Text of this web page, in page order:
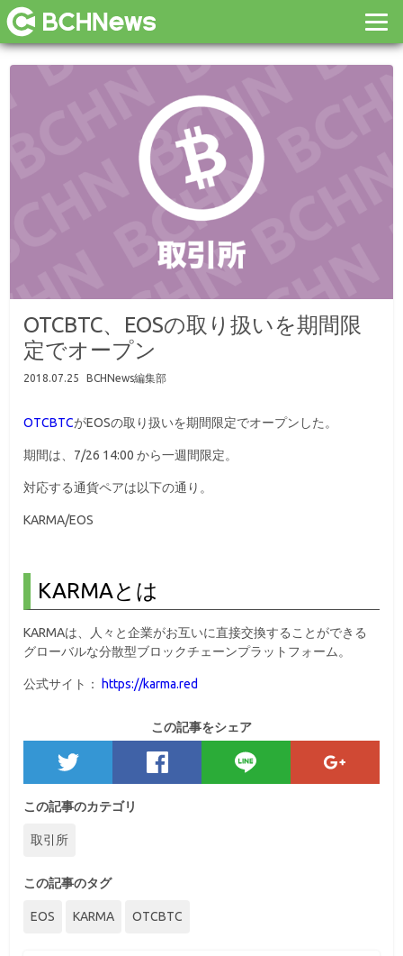
OTCBTC、EOSの取り扱いを期間限
定でオープン
2018.07.25 BCHNews編集部
OTCBTCがEOSの取り扱いを期間限定でオープンした。
期間は、7/26 14:00 から一週間限定。
対応する通貨ペアは以下の通り。
KARMA/EOS
KARMAとは
KARMAは、人々と企業がお互いに直接交換することができる
グローバルな分散型ブロックチェーンプラットフォーム。
公式サイト： https://karma.red
この記事をシェア
この記事のカテゴリ
取引所
この記事のタグ
EOS KARMA OTCBTC